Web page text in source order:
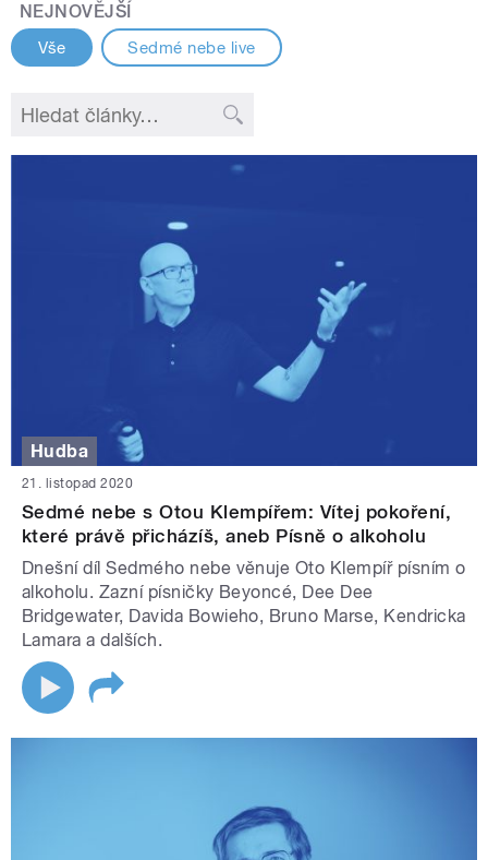
NEJNOVĚJŠÍ
Vše Sedmé nebe live
Hudba
21. listopad 2020
Sedmé nebe s Otou Klempířem: Vítej pokoření,
které právě přicházíš, aneb Písně o alkoholu
Dnešní díl Sedmého nebe věnuje Oto Klempíř písním o
alkoholu. Zazní písničky Beyoncé, Dee Dee
Bridgewater, Davida Bowieho, Bruno Marse, Kendricka
Lamara a dalších.